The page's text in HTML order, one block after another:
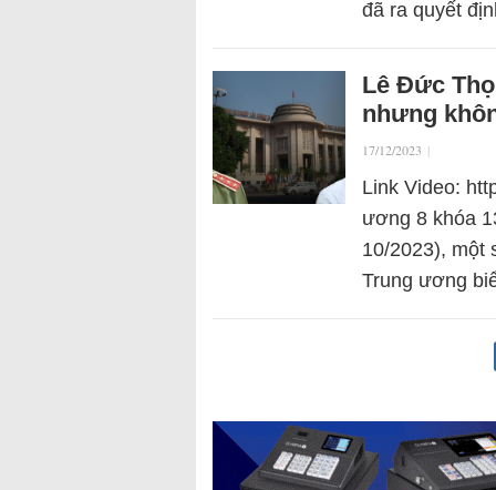
đã ra quyết
Lê Đức
nhưng
17/12/2023 |
Link Video:
ương 8 khóa
10/2023), một
Trung ương